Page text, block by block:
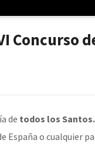
Concurso
de todos los Santos.
España o